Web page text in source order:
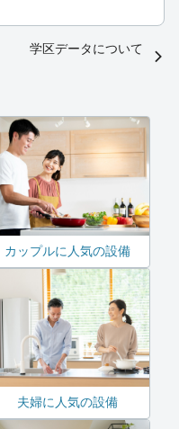
学区データについて
カップルに人気の設備
夫婦に人気の設備